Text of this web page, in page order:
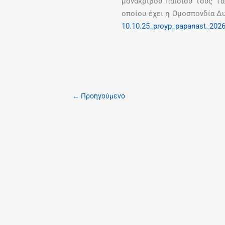
οποίου έχει η Ομοσπονδία
10.10.25_proyp_papanast_2026
← Προηγούμενο